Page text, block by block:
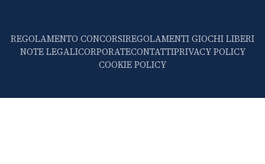
REGOLAMENTO CONCORSIREGOLAMENTI GIOCHI LIBERI
NOTE LEGALICORPORATECONTATTIPRIVACY POLICY
COOKIE POLICY